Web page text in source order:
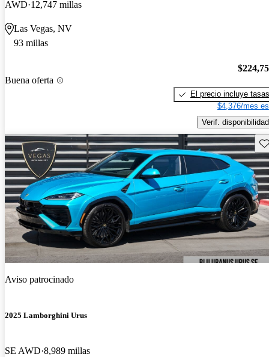
AWD 12,747 millas
Las Vegas, NV
93 millas
Buena oferta
El precio incluye tasas
$4,376/mes
Verif. disponibilidad
Aviso patrocinado
2025 Lamborghini Urus
SE AWD 8,989 millas